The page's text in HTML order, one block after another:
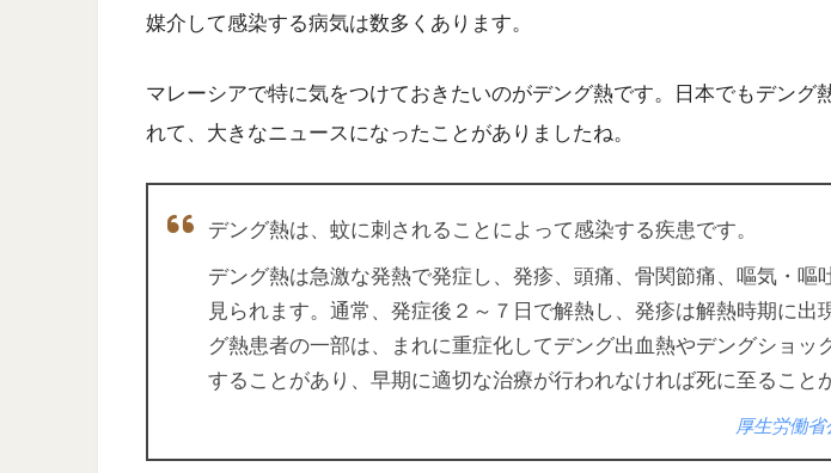
媒介して感染する病気は数多くあります。
マレーシアで特に気をつけておきたいのがデング熱です。日本でもデング
れて、大きなニュースになったことがありましたね。
デング熱は、蚊に刺されることによって感染する疾患です。
デング熱は急激な発熱で発症し、発疹、頭痛、骨関節痛、嘔気・嘔
見られます。通常、発症後２～７日で解熱し、発疹は解熱時期に出
グ熱患者の一部は、まれに重症化してデング出血熱やデングショッ
することがあり、早期に適切な治療が行われなければ死に至ること
厚生労働